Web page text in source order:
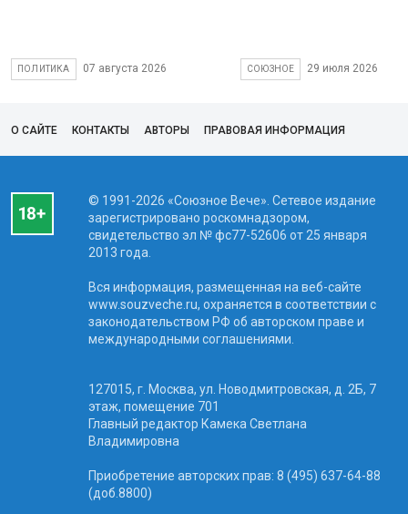
ПОЛИТИКА 07 августа 2026 СОЮЗНОЕ 29 июля 2026
О САЙТЕ КОНТАКТЫ АВТОРЫ ПРАВОВАЯ ИНФОРМАЦИЯ
© 1991-2026 «Союзное Вече». Сетевое издание
зарегистрировано роскомнадзором,
свидетельство эл № фc77-52606 от 25 января
2013 года.
Вся информация, размещенная на веб-сайте
www.souzveche.ru, охраняется в соответствии с
законодательством РФ об авторском праве и
международными соглашениями.
127015, г. Москва, ул. Новодмитровская, д. 2Б, 7
этаж, помещение 701
Главный редактор Камека Светлана
Владимировна
Приобретение авторских прав: 8 (495) 637-64-88
(доб.8800)